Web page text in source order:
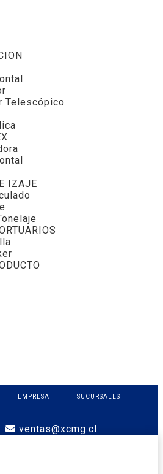
Telescópico
IZAJE
EMPRESA
SUCURSALES
ventas@xcmg.cl